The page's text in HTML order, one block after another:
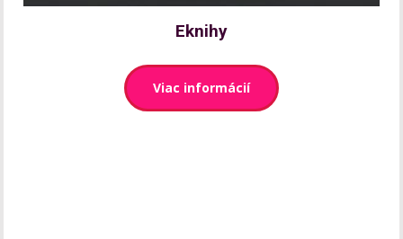
Eknihy
Viac informácií